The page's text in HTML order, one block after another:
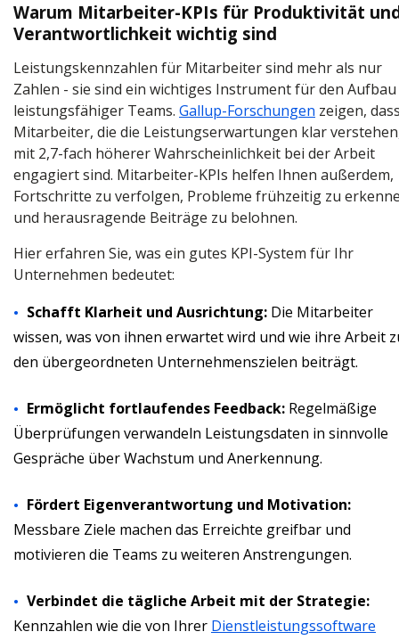
Warum Mitarbeiter-KPIs für Produktivität
Verantwortlichkeit wichtig sind
Leistungskennzahlen für Mitarbeiter sind mehr als nur
Zahlen - sie sind ein wichtiges Instrument für den Aufbau
leistungsfähiger Teams. Gallup-Forschungen zeigen,
Mitarbeiter, die die Leistungserwartungen klar
mit 2,7-fach höherer Wahrscheinlichkeit bei der Arbeit
engagiert sind. Mitarbeiter-KPIs helfen Ihnen außerdem,
Fortschritte zu verfolgen, Probleme frühzeitig zu
und herausragende Beiträge zu belohnen.
Hier erfahren Sie, was ein gutes KPI-System für Ihr
Unternehmen bedeutet:
Schafft Klarheit und Ausrichtung: Die Mitarbeiter
wissen, was von ihnen erwartet wird und wie ihre Arbeit
den übergeordneten Unternehmenszielen beiträgt.
Ermöglicht fortlaufendes Feedback: Regelmäßige
Überprüfungen verwandeln Leistungsdaten in sinnvolle
Gespräche über Wachstum und Anerkennung.
Fördert Eigenverantwortung und Motivation:
Messbare Ziele machen das Erreichte greifbar und
motivieren die Teams zu weiteren Anstrengungen.
Verbindet die tägliche Arbeit mit der Strategie:
Kennzahlen wie die von Ihrer Dienstleistungssoftware